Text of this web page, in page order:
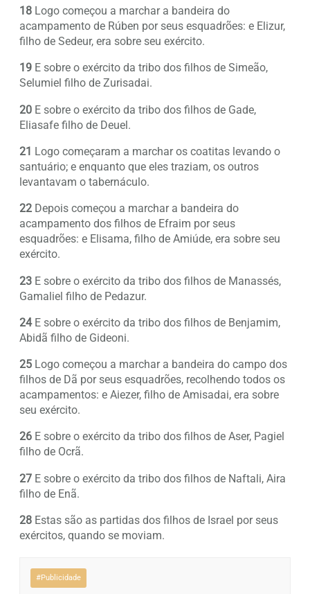
18 Logo começou a marchar a bandeira do
acampamento de Rúben por seus esquadrões: e Elizur,
filho de Sedeur, era sobre seu exército.
19 E sobre o exército da tribo dos filhos de Simeão,
Selumiel filho de Zurisadai.
20 E sobre o exército da tribo dos filhos de Gade,
Eliasafe filho de Deuel.
21 Logo começaram a marchar os coatitas levando o
santuário; e enquanto que eles traziam, os outros
levantavam o tabernáculo.
22 Depois começou a marchar a bandeira do
acampamento dos filhos de Efraim por seus
esquadrões: e Elisama, filho de Amiúde, era sobre seu
exército.
23 E sobre o exército da tribo dos filhos de Manassés,
Gamaliel filho de Pedazur.
24E sobre o exército da tribo dos filhos de Benjamim,
Abidã filho de Gideoni.
25 Logo começou a marchar a bandeira do campo dos
filhos de Dã por seus esquadrões, recolhendo todos os
acampamentos: e Aiezer, filho de Amisadai, era sobre
seu exército.
26 E sobre o exército da tribo dos filhos de Aser, Pagiel
filho de Ocrã.
27 E sobre o exército da tribo dos filhos de Naftali, Aira
filho de Enã.
28 Estas são as partidas dos filhos de Israel por seus
exércitos, quando se moviam.
#Publicidade